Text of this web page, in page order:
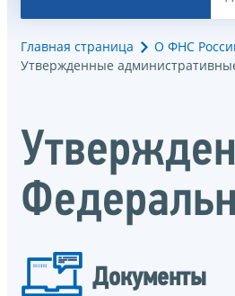
Главная страница О ФНС
Утвержденные
Документы